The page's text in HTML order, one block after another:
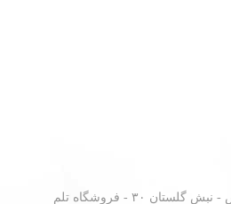
کرج - جاده فردیس - نبش گلستان ۳۰ - فروشگاه تلم